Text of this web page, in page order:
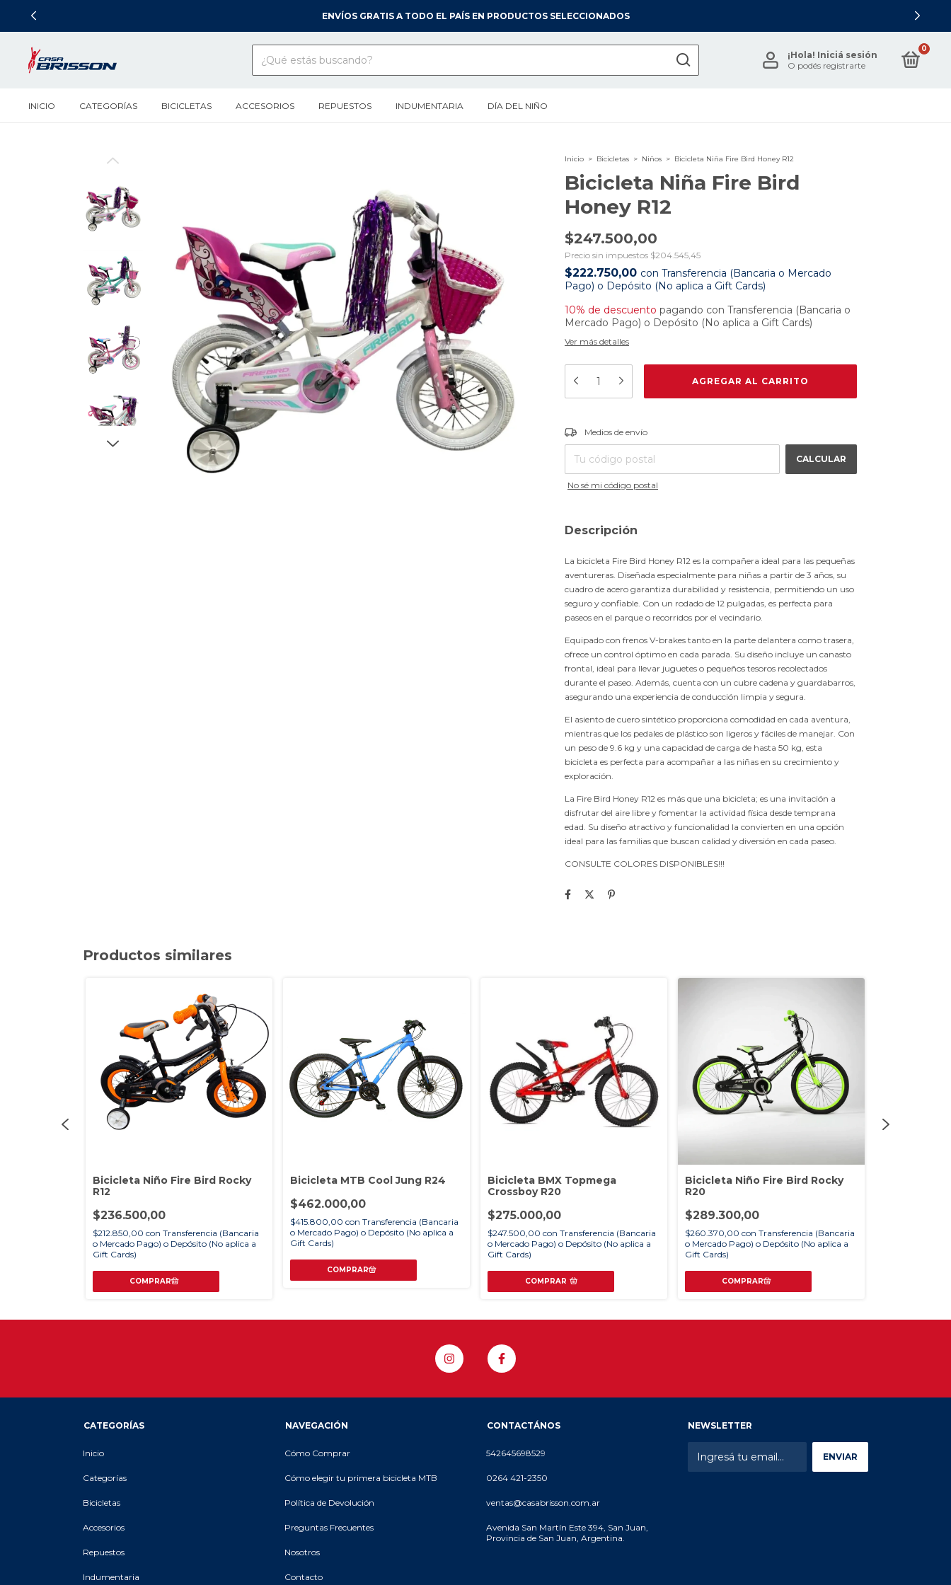
ENVÍOS GRATIS A TODO EL PAÍS EN PRODUCTOS SELECCIONADOS
¡Hola! Iniciá sesión
O podés registrarte
0
INICIO CATEGORÍAS BICICLETAS ACCESORIOS REPUESTOS INDUMENTARIA DÍA DEL NIÑO
Inicio > Bicicletas > Niños > Bicicleta Niña Fire Bird Honey R12
Bicicleta Niña Fire Bird
Honey R12
$247.500,00
Precio sin impuestos $204.545,45
$222.750,00 con Transferencia (Bancaria o Mercado
Pago) o Depósito (No aplica a Gift Cards)
10% de descuento pagando con Transferencia (Bancaria o
Mercado Pago) o Depósito (No aplica a Gift Cards)
Ver más detalles
Entregas para el CP:
Medios de envío
CALCULAR
No sé mi código postal
Descripción
La bicicleta Fire Bird Honey R12 es la compañera ideal para las pequeñas
aventureras. Diseñada especialmente para niñas a partir de 3 años, su
cuadro de acero garantiza durabilidad y resistencia, permitiendo un uso
seguro y confiable. Con un rodado de 12 pulgadas, es perfecta para
paseos en el parque o recorridos por el vecindario.
Equipado con frenos V-brakes tanto en la parte delantera como trasera,
ofrece un control óptimo en cada parada. Su diseño incluye un canasto
frontal, ideal para llevar juguetes o pequeños tesoros recolectados
durante el paseo. Además, cuenta con un cubre cadena y guardabarros,
asegurando una experiencia de conducción limpia y segura.
El asiento de cuero sintético proporciona comodidad en cada aventura,
mientras que los pedales de plástico son ligeros y fáciles de manejar. Con
un peso de 9.6 kg y una capacidad de carga de hasta 50 kg, esta
bicicleta es perfecta para acompañar a las niñas en su crecimiento y
exploración.
La Fire Bird Honey R12 es más que una bicicleta; es una invitación a
disfrutar del aire libre y fomentar la actividad física desde temprana
edad. Su diseño atractivo y funcionalidad la convierten en una opción
ideal para las familias que buscan calidad y diversión en cada paseo.
CONSULTE COLORES DISPONIBLES!!!
Productos similares
Bicicleta Niño Fire Bird Rocky
R12
$236.500,00
$212.850,00 con Transferencia (Bancaria
o Mercado Pago) o Depósito (No aplica a
Gift Cards)
Bicicleta MTB Cool Jung R24
$462.000,00
$415.800,00 con Transferencia (Bancaria
o Mercado Pago) o Depósito (No aplica a
Gift Cards)
Bicicleta BMX Topmega
Crossboy R20
$275.000,00
$247.500,00 con Transferencia (Bancaria
o Mercado Pago) o Depósito (No aplica a
Gift Cards)
COMPRAR
Bicicleta Niño Fire Bird Rocky
R20
$289.300,00
$260.370,00 con Transferencia (Bancaria
o Mercado Pago) o Depósito (No aplica a
Gift Cards)
CATEGORÍAS
Inicio
Categorías
Bicicletas
Accesorios
Repuestos
Indumentaria
NAVEGACIÓN
Cómo Comprar
Cómo elegir tu primera bicicleta MTB
Política de Devolución
Preguntas Frecuentes
Nosotros
Contacto
CONTACTÁNOS
542645698529
0264 421-2350
ventas@casabrisson.com.ar
Avenida San Martín Este 394, San Juan,
Provincia de San Juan, Argentina.
NEWSLETTER